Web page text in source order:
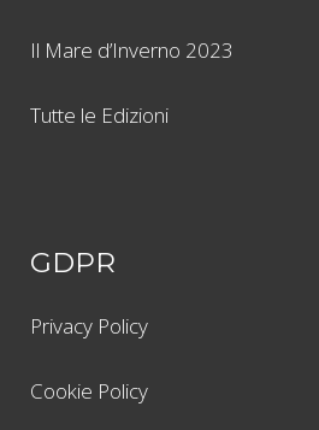
Il Mare d’Inverno 2023
Tutte le Edizioni
GDPR
Privacy Policy
Cookie Policy